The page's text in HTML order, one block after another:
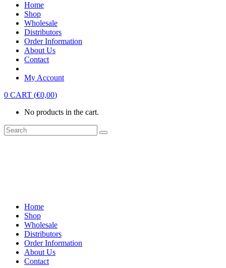
Home
Shop
Wholesale
Distributors
Order Information
About Us
Contact
My Account
0 CART (€0,00)
No products in the cart.
Home
Shop
Wholesale
Distributors
Order Information
About Us
Contact